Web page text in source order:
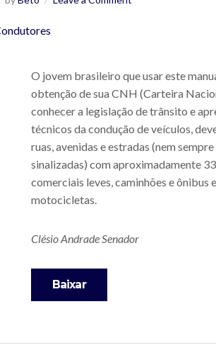
de
Condutores
(2012)
O jovem brasileiro que usar este
obtenção de sua CNH (Carteira
conhecer a legislação de trânsito e
técnicos da condução de veículos,
ruas, avenidas e estradas (nem
sinalizadas) com aproximadamente
comerciais leves, caminhões e ônibus
motocicletas.
Clésio Andrade Senador
Baixar